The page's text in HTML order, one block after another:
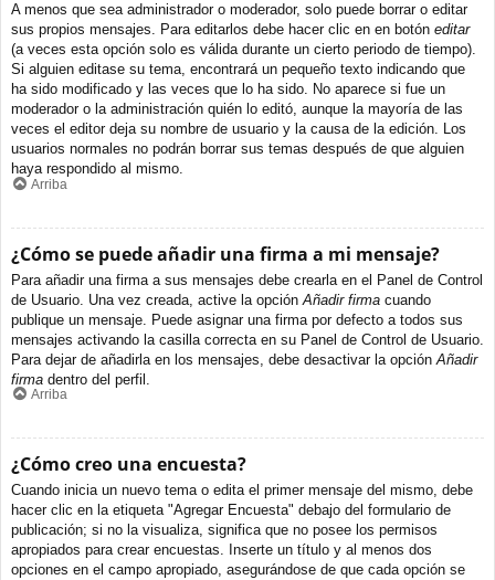
A menos que sea administrador o moderador, solo puede borrar o editar
sus propios mensajes. Para editarlos debe hacer clic en en botón editar
(a veces esta opción solo es válida durante un cierto periodo de tiempo).
Si alguien editase su tema, encontrará un pequeño texto indicando que
ha sido modificado y las veces que lo ha sido. No aparece si fue un
moderador o la administración quién lo editó, aunque la mayoría de las
veces el editor deja su nombre de usuario y la causa de la edición. Los
usuarios normales no podrán borrar sus temas después de que alguien
haya respondido al mismo.
Arriba
¿Cómo se puede añadir una firma a mi mensaje?
Para añadir una firma a sus mensajes debe crearla en el Panel de Control
de Usuario. Una vez creada, active la opción Añadir firma cuando
publique un mensaje. Puede asignar una firma por defecto a todos sus
mensajes activando la casilla correcta en su Panel de Control de Usuario.
Para dejar de añadirla en los mensajes, debe desactivar la opción Añadir
firma dentro del perfil.
Arriba
¿Cómo creo una encuesta?
Cuando inicia un nuevo tema o edita el primer mensaje del mismo, debe
hacer clic en la etiqueta "Agregar Encuesta" debajo del formulario de
publicación; si no la visualiza, significa que no posee los permisos
apropiados para crear encuestas. Inserte un título y al menos dos
opciones en el campo apropiado, asegurándose de que cada opción se